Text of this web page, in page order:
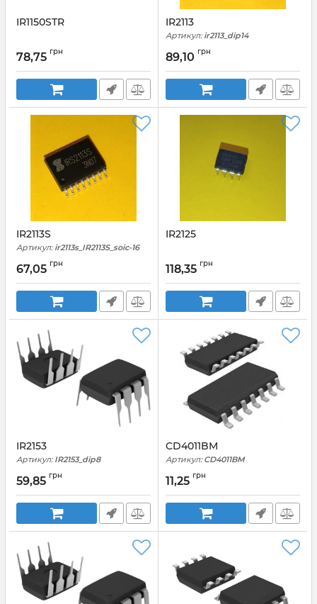
IR1150STR
78,75 грн
IR2113
Артикул: ir2113_dip14
89,10 грн
IR2113S
Артикул: ir2113s_IR2113S_soic-16
67,05 грн
IR2125
118,35 грн
IR2153
Артикул: IR2153_dip8
59,85 грн
CD4011BM
Артикул: CD4011BM
11,25 грн